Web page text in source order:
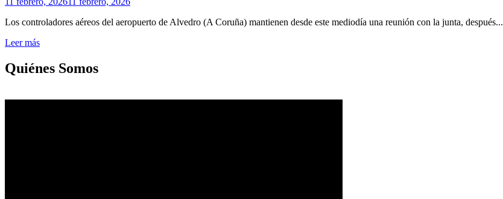
Los controladores aéreos del aeropuerto de Alvedro (A Coruña) mantienen desde este mediodía una reunión con la junta, después...
Leer más
Quiénes Somos